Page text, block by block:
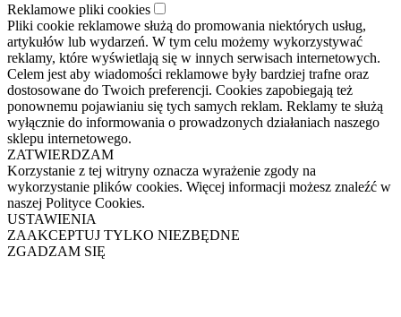
Reklamowe pliki cookies
Pliki cookie reklamowe służą do promowania niektórych usług,
artykułów lub wydarzeń. W tym celu możemy wykorzystywać
reklamy, które wyświetlają się w innych serwisach internetowych.
Celem jest aby wiadomości reklamowe były bardziej trafne oraz
dostosowane do Twoich preferencji. Cookies zapobiegają też
ponownemu pojawianiu się tych samych reklam. Reklamy te służą
wyłącznie do informowania o prowadzonych działaniach naszego
sklepu internetowego.
ZATWIERDZAM
Korzystanie z tej witryny oznacza wyrażenie zgody na
wykorzystanie plików cookies. Więcej informacji możesz znaleźć w
naszej Polityce Cookies.
USTAWIENIA
ZAAKCEPTUJ TYLKO NIEZBĘDNE
ZGADZAM SIĘ